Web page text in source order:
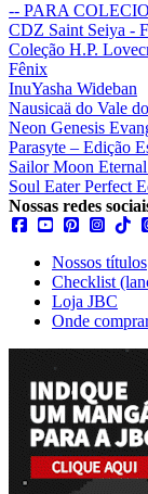
-- PARA
CDZ Saint Seiya -
Coleção H.P.
Fênix
InuYasha Wideban
Nausicaä do Vale
Neon Genesis
Parasyte – Edição
Sailor Moon
Soul Eater Perfect
Nossas redes
Nossos títulos
Checklist
Loja JBC
Onde